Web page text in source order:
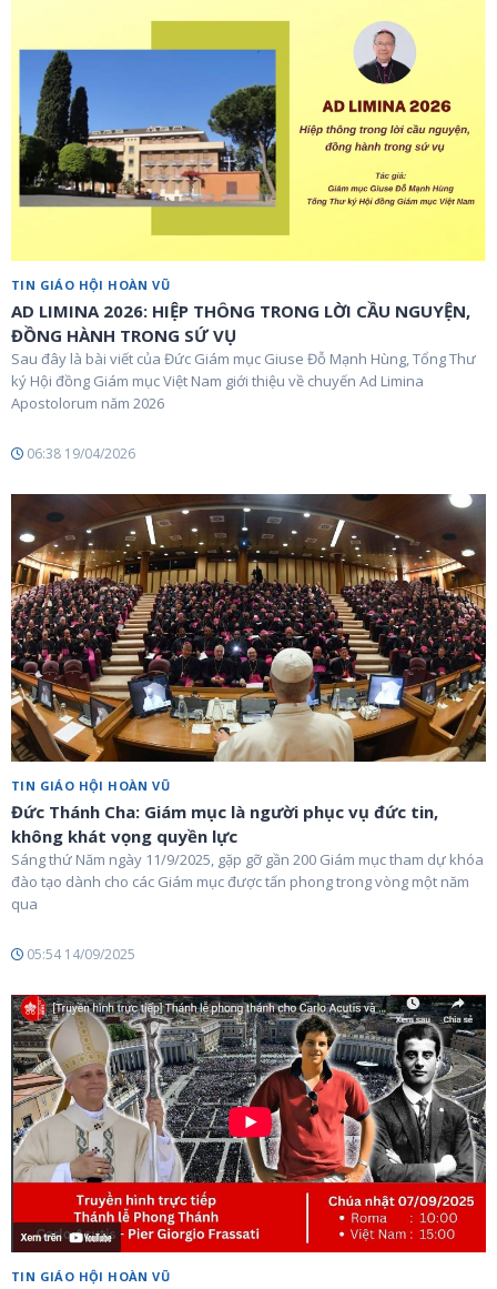
TIN GIÁO HỘI HOÀN VŨ
AD LIMINA 2026: HIỆP THÔNG TRONG LỜI CẦU NGUYỆN,
ĐỒNG HÀNH TRONG SỨ VỤ
Sau đây là bài viết của Đức Giám mục Giuse Đỗ Mạnh Hùng, Tổng Thư
ký Hội đồng Giám mục Việt Nam giới thiệu về chuyến Ad Limina
Apostolorum năm 2026
06:38 19/04/2026
TIN GIÁO HỘI HOÀN VŨ
Đức Thánh Cha: Giám mục là người phục vụ đức tin,
không khát vọng quyền lực
Sáng thứ Năm ngày 11/9/2025, gặp gỡ gần 200 Giám mục tham dự khóa
đào tạo dành cho các Giám mục được tấn phong trong vòng một năm
qua
05:54 14/09/2025
TIN GIÁO HỘI HOÀN VŨ